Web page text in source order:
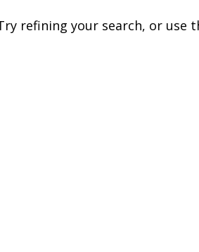
refining your search, or use